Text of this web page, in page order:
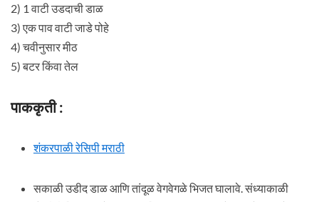
2) 1 वाटी उडदाची डाळ
3) एक पाव वाटी जाडे पोहे
4) चवीनुसार मीठ
5) बटर किंवा तेल
पाककृती :
शंकरपाळी रेसिपी मराठी
सकाळी उडीद डाळ आणि तांदूळ वेगवेगळे भिजत घालावे. संध्याकाळी